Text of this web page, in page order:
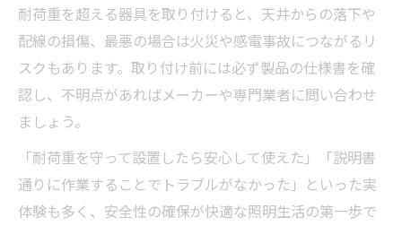
耐荷重を超える器具を取り付けると、天井からの落下や
配線の損傷、最悪の場合は火災や感電事故につながるリ
スクもあります。取り付け前には必ず製品の仕様書を確
認し、不明点があればメーカーや専門業者に問い合わせ
ましょう。
「耐荷重を守って設置したら安心して使えた」「説明書
通りに作業することでトラブルがなかった」といった実
体験も多く、安全性の確保が快適な照明生活の第一歩で